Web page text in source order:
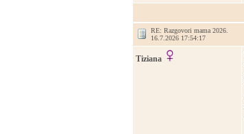
RE: Razgovori mama 2026.
16.7.2026 17:54:17
Tiziana